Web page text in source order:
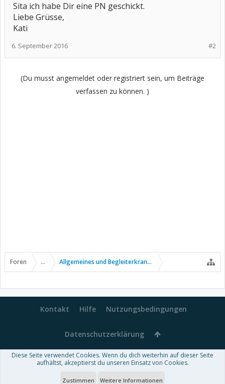
Sita ich habe Dir eine PN geschickt.
Liebe Grüsse,
Kati
#2
6. September 2016
(Du musst angemeldet oder registriert sein, um Beiträge
verfassen zu können. )
Foren ... Allgemeines und Begleiterkrankungen
Kontakt Hilfe Nutzungsbedingungen
Datenschutzerklärung
Forum software by XenForo™-Deutsch von xenDach
Theme designed byThemeHouse
Diese Seite verwendet Cookies. Wenn du dich weiterhin auf dieser Seite
aufhältst, akzeptierst du unseren Einsatz von Cookies.
Zustimmen Weitere Informationen